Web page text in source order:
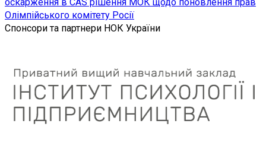
Олімпійського комітету Росії
Спонсори та партнери НОК України